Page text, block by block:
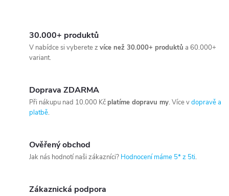
30.000+ produktů
V nabídce si vyberete z více než 30.000+ produktů a 60.000+
variant.
Doprava ZDARMA
Při nákupu nad 10.000 Kčplatíme dopravu my. Více vdopravě a
platbě.
Ověřený obchod
Jak nás hodnotí naši zákazníci? Hodnocení máme 5* z 5ti.
Zákaznická podpora